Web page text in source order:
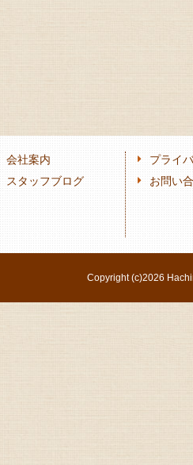
会社案内
スタッフブログ
プライ
お問い
Copyright (c)2026